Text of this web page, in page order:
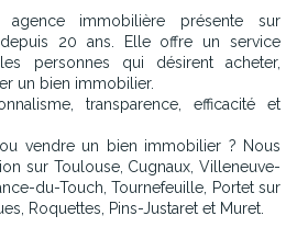
immobilière présente sur
20 ans. Elle offre un service
personnes qui désirent acheter,
un bien immobilier.
transparence, efficacité et
vendre un bien immobilier ? Nous
sur Toulouse, Cugnaux, Villeneuve-
du-Touch, Tournefeuille, Portet sur
Roquettes, Pins-Justaret et Muret.